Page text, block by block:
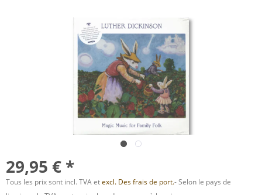
29,95 € *
Tous les prix sont incl. TVA etexcl. Des frais de port.- Selon le pays de